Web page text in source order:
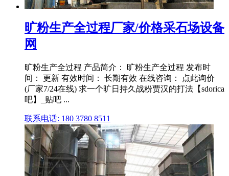
旷粉生产全过程厂家/价格采石场设备
网
旷粉生产全过程 产品简介： 旷粉生产全过程 发布时
间： 更新 有效时间： 长期有效 在线咨询： 点此询价
(厂家7/24在线) 求一个旷日持久战粉贾汉的打法【sdorica
吧】_贴吧 ...
联系电话: 180 3780 8511